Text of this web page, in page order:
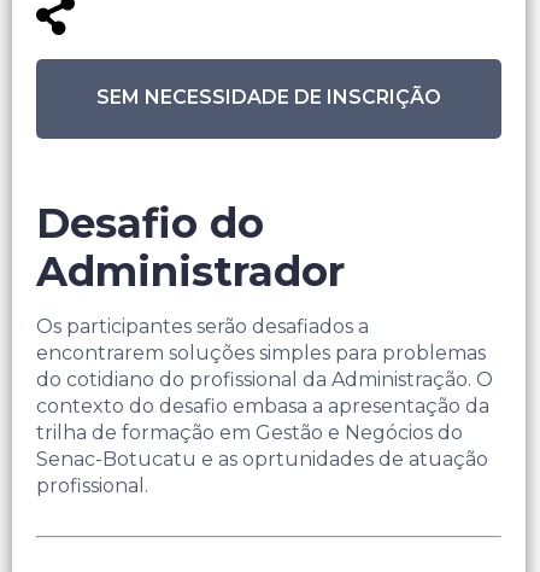
SEM NECESSIDADE DE INSCRIÇÃO
Desafio do
Administrador
Os participantes serão desafiados a
encontrarem soluções simples para problemas
do cotidiano do profissional da Administração. O
contexto do desafio embasa a apresentação da
trilha de formação em Gestão e Negócios do
Senac-Botucatu e as oprtunidades de atuação
profissional.